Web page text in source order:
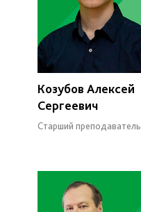
Козубов Алексей
Сергеевич
Старший преподаватель